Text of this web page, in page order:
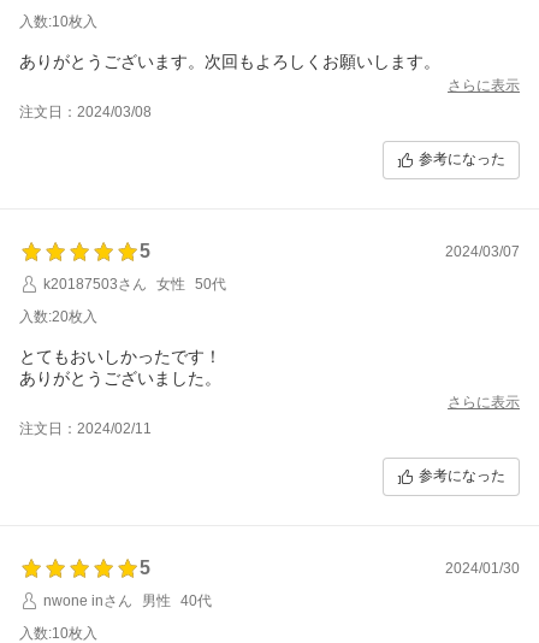
入数:10枚入
ありがとうございます。次回もよろしくお願いします。
さらに表示
注文日：2024/03/08
参考になった
5
2024/03/07
k20187503さん
女性
50代
入数:20枚入
とてもおいしかったです！
ありがとうございました。
さらに表示
注文日：2024/02/11
参考になった
5
2024/01/30
nwone inさん
男性
40代
入数:10枚入